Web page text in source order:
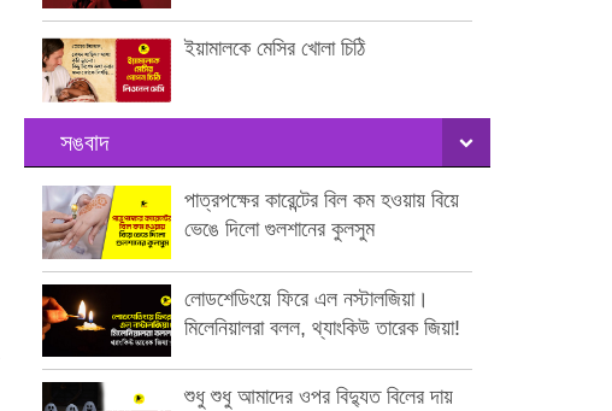
ইয়ামালকে মেসির খোলা চিঠি
সঙবাদ
পাত্রপক্ষের কারেন্টের বিল কম হওয়ায় বিয়ে
ভেঙে দিলো গুলশানের কুলসুম
লোডশেডিংয়ে ফিরে এল নস্টালজিয়া।
মিলেনিয়ালরা বলল, থ্যাংকিউ তারেক জিয়া!
শুধু শুধু আমাদের ওপর বিদ্যুত বিলের দায়